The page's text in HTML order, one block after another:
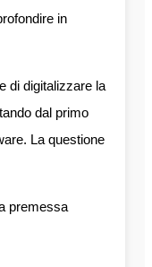
in
di digitalizzare la
dal primo
La questione
premessa